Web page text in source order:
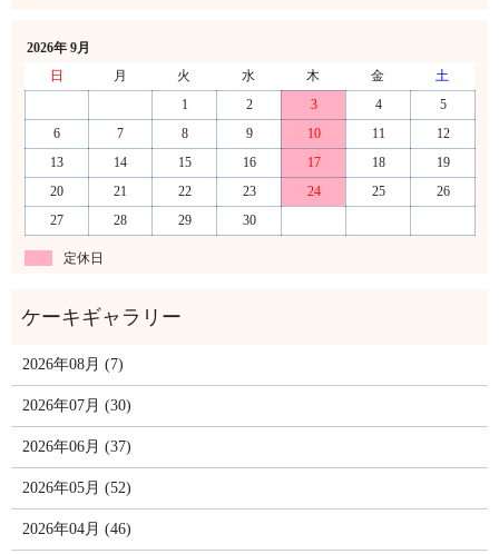
2026年 9月
日
月 火 水 木 金
土
1
2 3 4
5
6
7 8 9 10 11
12
13
14 15 16 17 18
19
20
21 22 23 24 25
26
27
28 29 30
定休日
2026年08月 (7)
2026年07月 (30)
2026年06月 (37)
2026年05月 (52)
2026年04月 (46)